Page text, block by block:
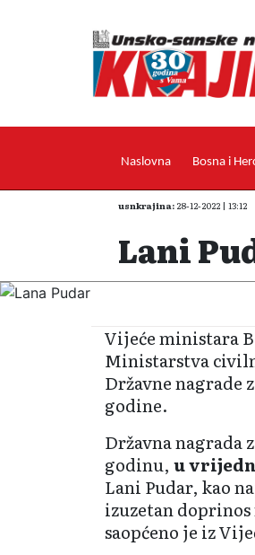
Naslovna Bosna i
usnkrajina: 28-12-2022 | 13:12
Lani
Vijeće ministara
Ministarstva
Državne nagrade
godine.
Državna nagrada
godinu, u
Lani Pudar, kao
izuzetan
saopćeno je iz